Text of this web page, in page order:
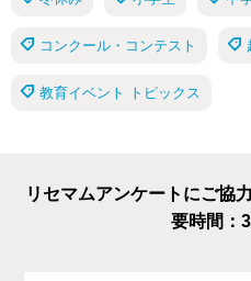
コンクール・コンテスト
教育イベント トピックス
リセマムアンケートにご協
要時間：3